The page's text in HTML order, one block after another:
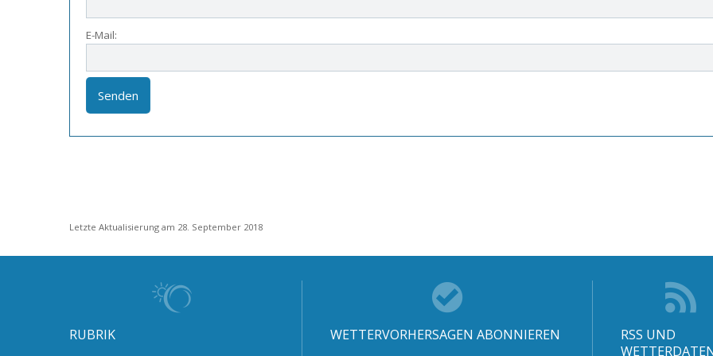
E-Mail:
Letzte Aktualisierung am 28. September 2018
RUBRIK WETTERVORHERSAGEN ABONNIEREN
RSS UND